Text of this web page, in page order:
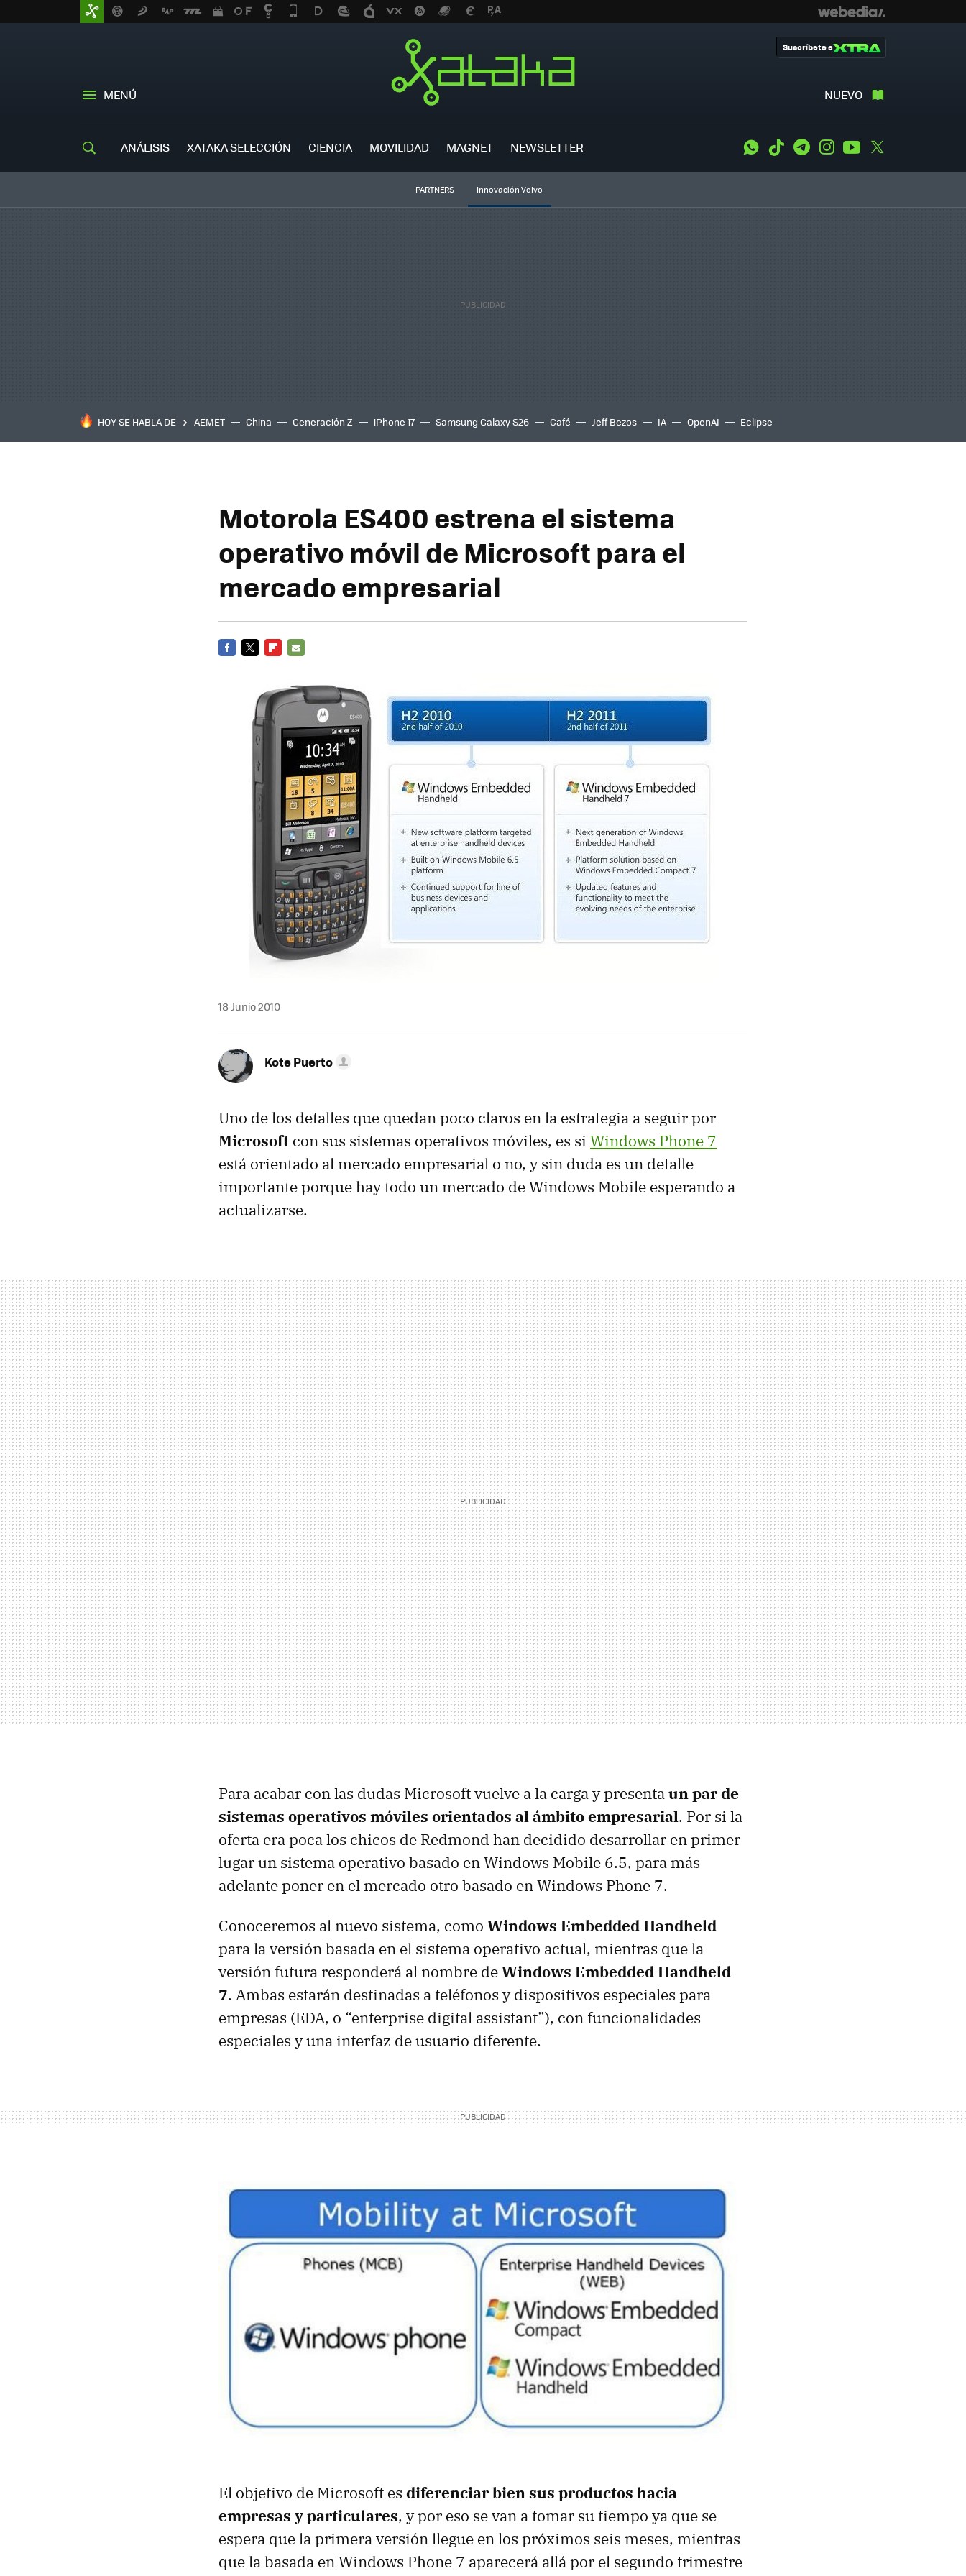
MENÚ NUEVO
Suscríbete a
ANÁLISIS XATAKA SELECCIÓN CIENCIA MOVILIDAD MAGNET NEWSLETTER WhatsApp
Tiktok TelegramInstagramYoutube
PARTNERS Innovación Volvo
HOY SE HABLA DE AEMET China Generación Z iPhone 17 Samsung Galaxy S26 Café Jeff Bezos IA OpenAI Eclipse
Motorola ES400 estrena el sistema
operativo móvil de Microsoft para el
mercado empresarial
MAIL
18 Junio 2010
Kote Puerto
Uno de los detalles que quedan poco claros en la estrategia a seguir por
Microsoft con sus sistemas operativos móviles, es si Windows Phone 7
está orientado al mercado empresarial o no, y sin duda es un detalle
importante porque hay todo un mercado de Windows Mobile esperando a
actualizarse.
Para acabar con las dudas Microsoft vuelve a la carga y presentaun par de
sistemas operativos móviles orientados al ámbito empresarial. Por si la
oferta era poca los chicos de Redmond han decidido desarrollar en primer
lugar un sistema operativo basado en Windows Mobile 6.5, para más
adelante poner en el mercado otro basado en Windows Phone 7.
Conoceremos al nuevo sistema, como Windows Embedded Handheld
para la versión basada en el sistema operativo actual, mientras que la
versión futura responderá al nombre deWindows Embedded Handheld
7. Ambas estarán destinadas a teléfonos y dispositivos especiales para
empresas (EDA, o “enterprise digital assistant”), con funcionalidades
especiales y una interfaz de usuario diferente.
El objetivo de Microsoft es diferenciar bien sus productos hacia
empresas y particulares, y por eso se van a tomar su tiempo ya que se
espera que la primera versión llegue en los próximos seis meses, mientras
que la basada en Windows Phone 7 aparecerá allá por el segundo trimestre